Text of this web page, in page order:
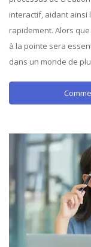
interactif, aidant ainsi
rapidement. Alors
à la pointe sera
dans un monde de